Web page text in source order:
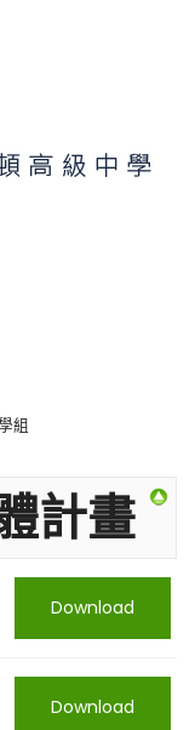
組
計畫
Download
Download